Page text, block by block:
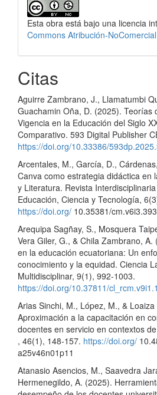
Esta obra está bajo una licencia
Commons Atribución-
Citas
Aguirre Zambrano, J., Llamatumbi
Guachamin Oña, D. (2025). Teorías
Vigencia en la Educación del Siglo
Comparativo. 593 Digital Publisher
https://doi.org/10.33386/
Arcentales, M., García, D.,
Canva como estrategia didáctica en
y Literatura. Revista
Educación, Ciencia y Tecnología,
https://doi.org/ 10.35381/cm.v6i3.393
Arequipa Sagñay, S., Mosquera
Vera Giler, G., & Chila Zambrano,
en la educación ecuatoriana: Un
conocimiento y la equidad. Ciencia
Multidisciplinar, 9(1), 992-1003.
https://doi.org/10.37811/
Arias Sinchi, M., López, M., &
Aproximación a la capacitación en
docentes en servicio en contextos
, 46(1), 148-157. https://doi.org/
a25v46n01p11
Atanasio Asencios, M., Saavedra
Hermenegildo, A. (2025).